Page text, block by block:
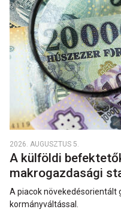
2026. AUGUSZTUS 5.
A külföldi
makrogazdasági
A piacok növekedésorientált
kormányváltással.